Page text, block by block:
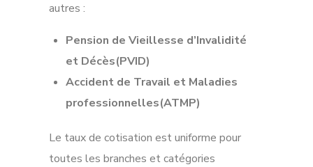
autres :
Pension de Vieillesse d’Invalidité
et Décès(PVID)
Accident de Travail et Maladies
professionnelles(ATMP)
Le taux de cotisation est uniforme pour
toutes les branches et catégories